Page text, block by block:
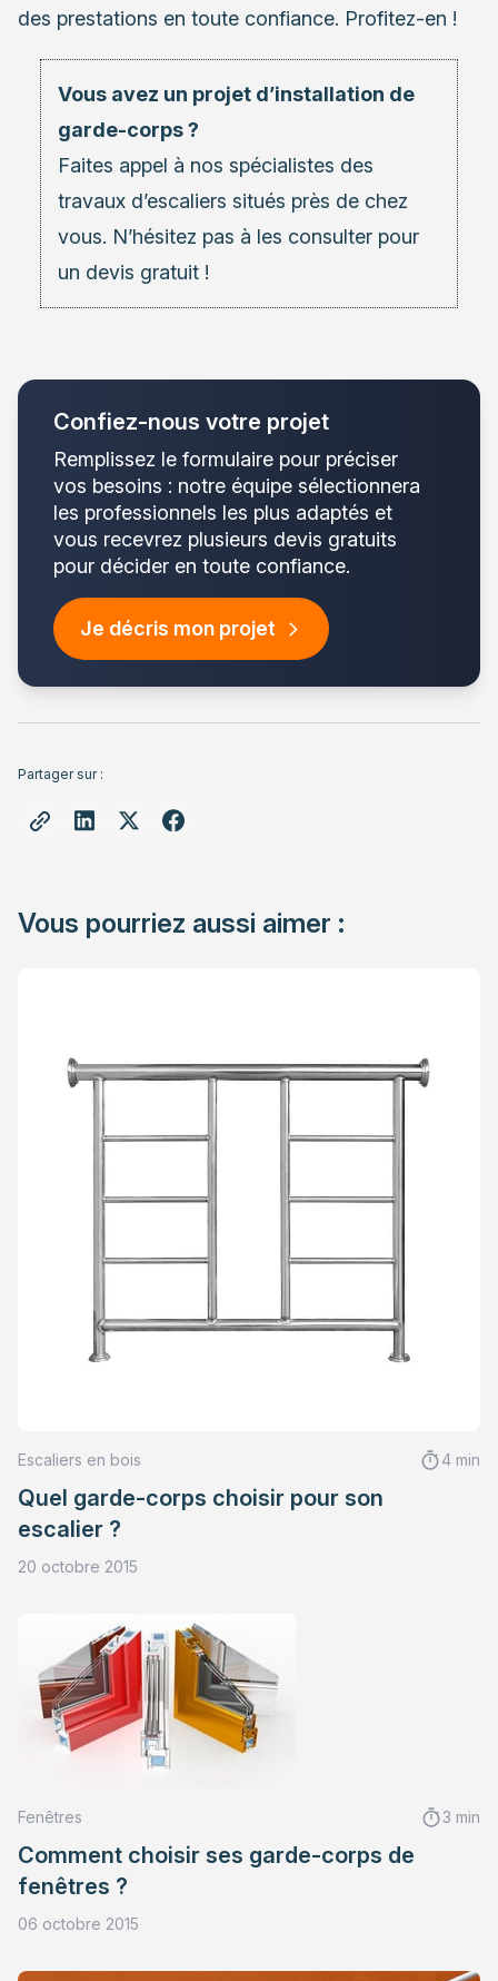
des prestations en toute confiance. Profitez-en !
Vous avez un projet d’installation de
garde-corps ?
Faites appel à nos spécialistes des
travaux d’escaliers situés près de chez
vous. N’hésitez pas à les consulter pour
un devis gratuit !
Confiez-nous votre projet
Remplissez le formulaire pour préciser
vos besoins : notre équipe sélectionnera
les professionnels les plus adaptés et
vous recevrez plusieurs devis gratuits
pour décider en toute confiance.
Je décris mon projet
Partager sur :
Vous pourriez aussi aimer :
Escaliers en bois 4 min
Quel garde-corps choisir pour son
escalier ?
20 octobre 2015
Fenêtres 3 min
Comment choisir ses garde-corps de
fenêtres ?
06 octobre 2015